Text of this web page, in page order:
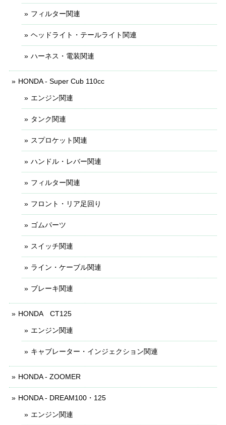
フィルター関連
ヘッドライト・テールライト関連
ハーネス・電装関連
HONDA - Super Cub 110cc
エンジン関連
タンク関連
スプロケット関連
ハンドル・レバー関連
フィルター関連
フロント・リア足回り
ゴムパーツ
スイッチ関連
ライン・ケーブル関連
ブレーキ関連
HONDA CT125
エンジン関連
キャブレーター・インジェクション関連
HONDA - ZOOMER
HONDA - DREAM100・125
エンジン関連